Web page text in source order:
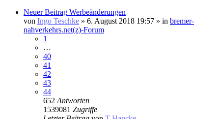
Neuer Beitrag Werbeänderungen
von Ingo Teschke » 6. August 2018 19:57 » in bremer-
nahverkehrs.net(z)-Forum
1
…
40
41
42
43
44
652 Antworten
1539081 Zugriffe